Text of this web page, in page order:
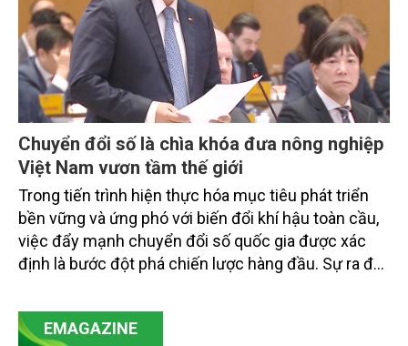
Chuyển đổi số là chìa khóa đưa nông nghiệp
Việt Nam vươn tầm thế giới
Trong tiến trình hiện thực hóa mục tiêu phát triển
bền vững và ứng phó với biến đổi khí hậu toàn cầu,
việc đẩy mạnh chuyển đổi số quốc gia được xác
định là bước đột phá chiến lược hàng đầu. Sự ra đời
mạnh mẽ, thúc đẩy quá trình cải cách toàn diện,
minh bạch hóa chuỗi cung ứng và nâng cao hiệu
EMAGAZINE